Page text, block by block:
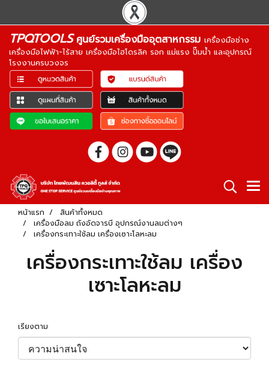
TPQTOOLSศูนย์รวมเครื่องมืออุตสาหกรรม เครื่องมือช่าง
เครื่องมือไฟฟ้า-ไร้สาย เครื่องมือไฮโดรลิค รอก แม่แรง ปั๊มน้ำ และอุปกรณ์
โรงงานครบวงจร
หน้าแรก
สินค้าทั้งหมด
เครื่องมือลม ถังอัดจารบี อุปกรณ์งานลมต่างๆ
เครื่องกระเทาะใช้ลม เครื่องเซาะโลหะลม
เครื่องกระเทาะใช้ลม เครื่อง
เซาะโลหะลม
เรียงตาม